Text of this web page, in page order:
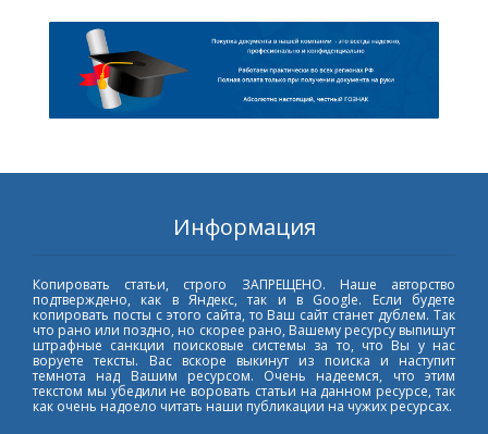
Информация
Копировать статьи, строго ЗАПРЕЩЕНО. Наше авторство
подтверждено, как в Яндекс, так и в Google. Если будете
копировать посты с этого сайта, то Ваш сайт станет дублем. Так
что рано или поздно, но скорее рано, Вашему ресурсу выпишут
штрафные санкции поисковые системы за то, что Вы у нас
воруете тексты. Вас вскоре выкинут из поиска и наступит
темнота над Вашим ресурсом. Очень надеемся, что этим
текстом мы убедили не воровать статьи на данном ресурсе, так
как очень надоело читать наши публикации на чужих ресурсах.